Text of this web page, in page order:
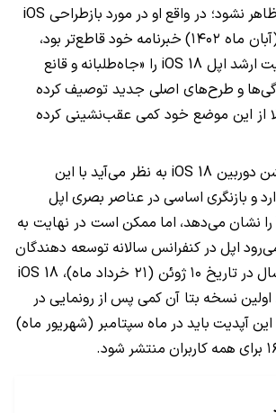
ظاهر نشود؛ در واقع او در مورد
بازطراحی iOS
ماه ۱۴۰۲) خبرنامه خودقاطع‌تر بود،
ارشد اپل iOS 18 را «جاه‌طلبانه وقانع
و طرح‌های اصلی جدید توصیفکرده
از این موضع خود کمی عقب‌نشینی کرده
دوربین iOS 18 به نظر می‌آید با این
و بازنگری اساسی در عناصر بصری اپل
را نشان می‌دهد، اما ممکن است در نهایت به
اپل در کنفرانس سالانه توسعه ‌دهندگان
در تاریخ ۱۰
ژوئن (۲۱ خرداد ماه)، iOS 18
اولین نسخه بتا آنکمی پس از رونمایی در
اینآپدیت باید در ماه سپتامبر (شهریور ماه)
برای همه کاربران منتشر شود.